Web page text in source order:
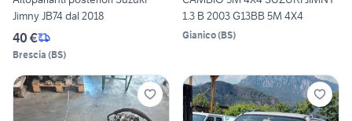
Jimny JB74 dal 2018
40 €
Brescia (BS)
1.3 B 2003 G13BB 5M 4X4
Gianico(BS)